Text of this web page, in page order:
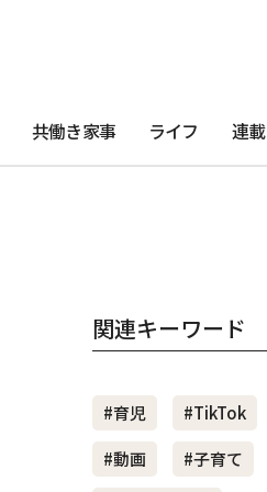
共働き家事 ライフ 連載
関連キーワード
#育児 #TikTok
#動画
#子育て